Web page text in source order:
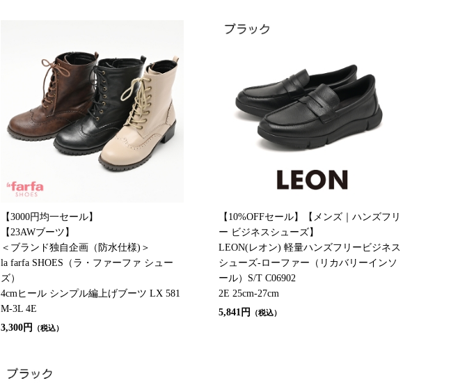
【3000円均一セール】
【23AWブーツ】
＜ブランド独自企画（防水仕様)＞
la farfa SHOES（ラ・ファーファ シュー
ズ）
4cmヒール シンプル編上げブーツ LX 581
M-3L 4E
3,300円
（税込）
【10%OFFセール】【メンズ｜ハンズフリ
ー ビジネスシューズ】
LEON(レオン) 軽量ハンズフリービジネス
シューズ-ローファー（リカバリーインソ
ール）S/T C06902
2E 25cm-27cm
5,841円
（税込）